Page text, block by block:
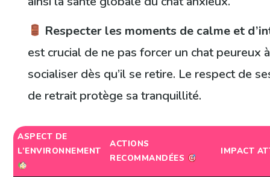
Respecter les moments de calme et
est crucial de ne pas forcer un chat peureux
socialiser dès qu’il se retire. Le respect de
de retrait protège sa tranquillité.
ASPECT DE
L’ENVIRONNEMENT
ACTIONS
RECOMMANDÉES
IMPACT